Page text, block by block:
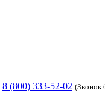
8 (800) 333-52-02 (Звонок